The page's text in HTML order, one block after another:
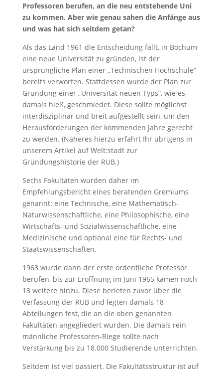
Professoren berufen, an die neu entstehende Uni
zu kommen. Aber wie genau sahen die Anfänge aus
und was hat sich seitdem getan?
Als das Land 1961 die Entscheidung fällt, in Bochum
eine neue Universität zu gründen, ist der
ursprüngliche Plan einer „Technischen Hochschule“
bereits verworfen. Stattdessen wurde der Plan zur
Gründung einer „Universität neuen Typs“, wie es
damals hieß, geschmiedet. Diese sollte möglichst
interdisziplinär und breit aufgestellt sein, um den
Herausforderungen der kommenden Jahre gerecht
zu werden. (Näheres hierzu erfahrt Ihr übrigens in
unserem Artikel auf Welt:stadt zur
Gründungshistorie der RUB.)
Sechs Fakultäten wurden daher im
Empfehlungsbericht eines beratenden Gremiums
genannt: eine Technische, eine Mathematisch-
Naturwissenschaftliche, eine Philosophische, eine
Wirtschafts- und Sozialwissenschaftliche, eine
Medizinische und optional eine für Rechts- und
Staatswissenschaften.
1963 wurde dann der erste ordentliche Professor
berufen, bis zur Eröffnung im Juni 1965 kamen noch
13 weitere hinzu. Diese berieten zuvor über die
Verfassung der RUB und legten damals 18
Abteilungen fest, die an die oben genannten
Fakultäten angegliedert wurden. Die damals rein
männliche Professoren-Riege sollte nach
Verstärkung bis zu 18.000 Studierende unterrichten.
Seitdem ist viel passiert. Die Fakultätsstruktur ist auf